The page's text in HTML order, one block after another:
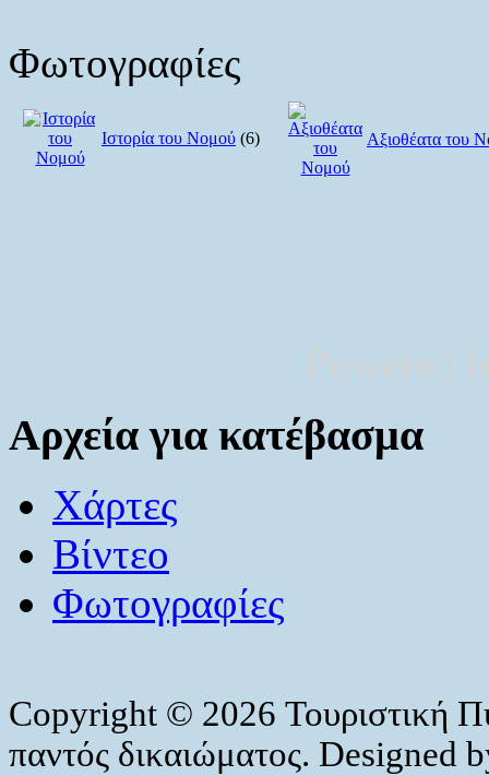
Φωτογραφίες
Ιστορία του Νομού (6) Αξιοθέατα του
Αρχεία για κατέβασμα
Χάρτες
Βίντεο
Φωτογραφίες
Copyright © 2026 Τουριστική
παντός δικαιώματος. Designed